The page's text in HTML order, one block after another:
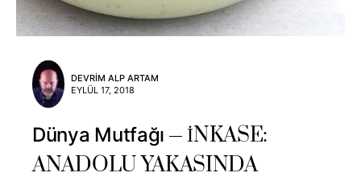
DEVRIM ALP ARTAM
EYLÜL 17, 2018
Dünya Mutfağı
İNKASE:
ANADOLU YAKASINDA